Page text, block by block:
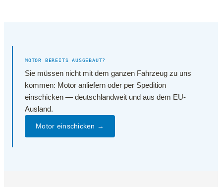
MOTOR BEREITS AUSGEBAUT?
Sie müssen nicht mit dem ganzen Fahrzeug zu uns
kommen: Motor anliefern oder per Spedition
einschicken — deutschlandweit und aus dem EU-
Ausland.
Motor einschicken →